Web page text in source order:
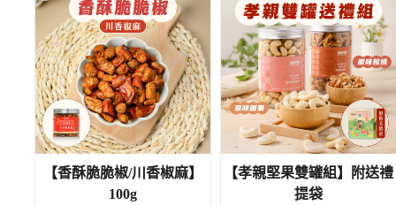
【香酥脆脆椒/川香椒麻】
100g
【孝親堅果雙罐組】附送禮
提袋